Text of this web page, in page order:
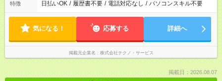
特徴 日払いOK / 履歴書不要 / 電話対応なし / パソコンスキル不要
気になる！ 応募する 詳細へ
掲載元企業名 株式会社テクノ・サービス
掲載日：2026.08.07